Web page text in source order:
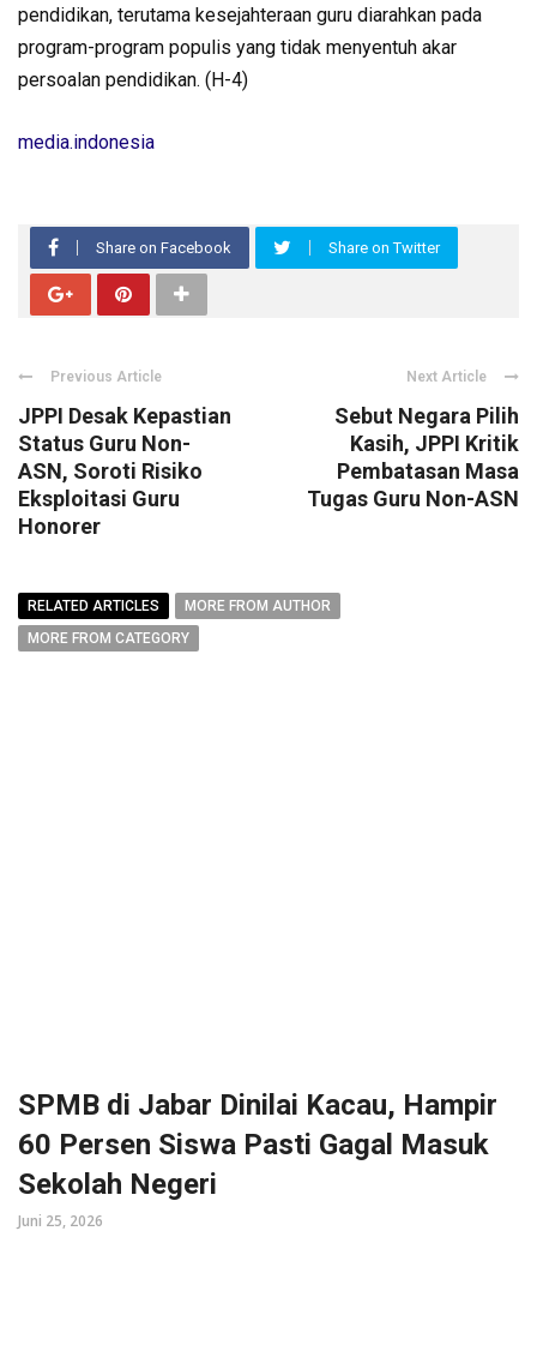
pendidikan, terutama kesejahteraan guru diarahkan pada
program-program populis yang tidak menyentuh akar
persoalan pendidikan. (H-4)
media.indonesia
Share on Facebook Share on Twitter
Previous Article
JPPI Desak Kepastian
Status Guru Non-
ASN, Soroti Risiko
Eksploitasi Guru
Honorer
Next Article
Sebut Negara Pilih
Kasih, JPPI Kritik
Pembatasan Masa
Tugas Guru Non-ASN
RELATED ARTICLES
MORE FROM AUTHOR
MORE FROM CATEGORY
SPMB di Jabar Dinilai Kacau, Hampir
60 Persen Siswa Pasti Gagal Masuk
Sekolah Negeri
Juni 25, 2026